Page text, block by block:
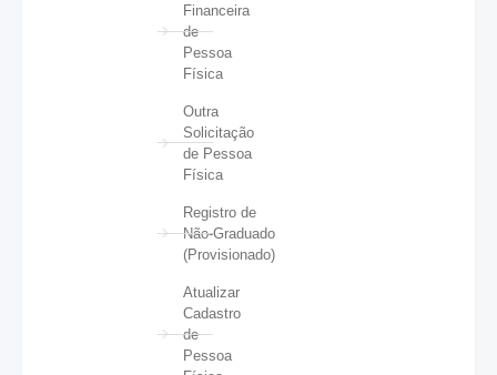
Financeira
de
Pessoa
Física
Outra
Solicitação
de Pessoa
Física
Registro de
Não-Graduado
(Provisionado)
Atualizar
Cadastro
de
Pessoa